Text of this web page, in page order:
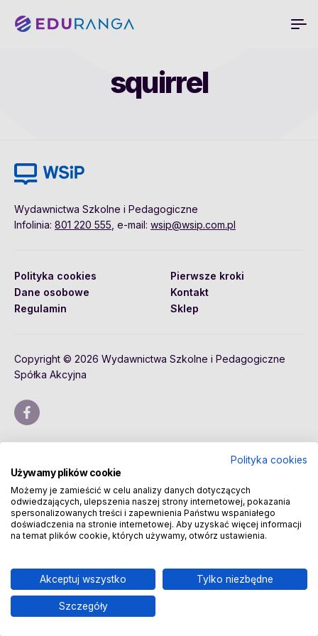
squirrel
Wydawnictwa Szkolne i Pedagogiczne
Infolinia: 801 220 555 , e-mail: wsip@wsip.com.pl
Polityka cookies
Dane osobowe
Regulamin
Pierwsze kroki
Kontakt
Sklep
Copyright © 2026 Wydawnictwa Szkolne i Pedagogiczne
Spółka Akcyjna
Polityka cookies
Używamy plików cookie
Możemy je zamieścić w celu analizy danych dotyczących
odwiedzających, ulepszenia naszej strony internetowej, pokazania
spersonalizowanych treści i zapewnienia Państwu wspaniałego
doświadczenia na stronie internetowej. Aby uzyskać więcej informacji
na temat plików cookie, których używamy, otwórz ustawienia.
Akceptuj wszystko Tylko niezbędne
Szczegóły